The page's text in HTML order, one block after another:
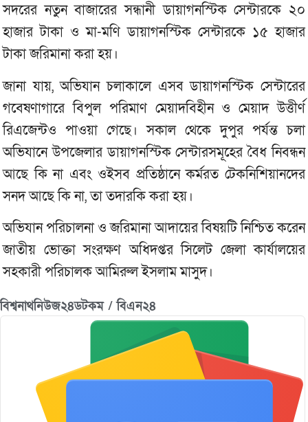
সদরের নতুন বাজারের সন্ধানী ডায়াগনস্টিক সেন্টারকে ২০
হাজার টাকা ও মা-মণি ডায়াগনস্টিক সেন্টারকে ১৫ হাজার
টাকা জরিমানা করা হয়।
জানা যায়, অভিযান চলাকালে এসব ডায়াগনস্টিক সেন্টারের
গবেষণাগারে বিপুল পরিমাণ মেয়াদবিহীন ও মেয়াদ উত্তীর্ণ
রিএজেন্টও পাওয়া গেছে। সকাল থেকে দুপুর পর্যন্ত চলা
অভিযানে উপজেলার ডায়াগনস্টিক সেন্টারসমূহের বৈধ নিবন্ধন
আছে কি না এবং ওইসব প্রতিষ্ঠানে কর্মরত টেকনিশিয়ানদের
সনদ আছে কি না, তা তদারকি করা হয়।
অভিযান পরিচালনা ও জরিমানা আদায়ের বিষয়টি নিশ্চিত করেন
জাতীয় ভোক্তা সংরক্ষণ অধিদপ্তর সিলেট জেলা কার্যালয়ের
সহকারী পরিচালক আমিরুল ইসলাম মাসুদ।
বিশ্বনাথনিউজ২৪ডটকম / বিএন২৪